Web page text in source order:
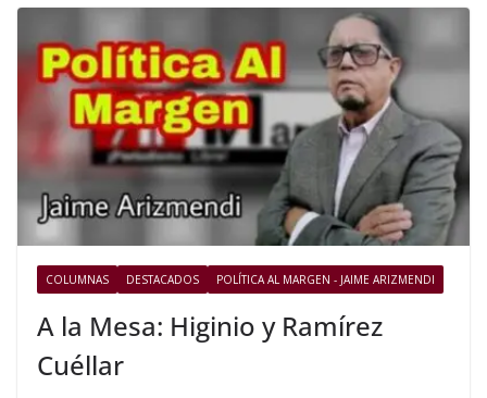
COLUMNAS DESTACADOS POLÍTICA AL MARGEN - JAIME ARIZMENDI
A la Mesa: Higinio y Ramírez
Cuéllar